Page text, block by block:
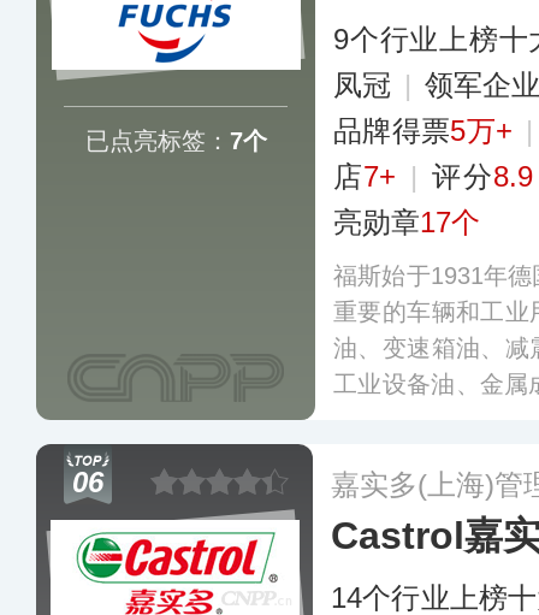
已点亮标签： 7个
9个行业上榜十
凤冠 | 领军企
品牌得票5万+
店7+ | 评分8.9
亮勋章17个
福斯始于1931年
重要的车辆和工业
油、变速箱油、减
工业设备油、金属
80多个国家。福斯
内制造业重要的
06 嘉实多(上海)管
Castrol嘉
14个行业上榜